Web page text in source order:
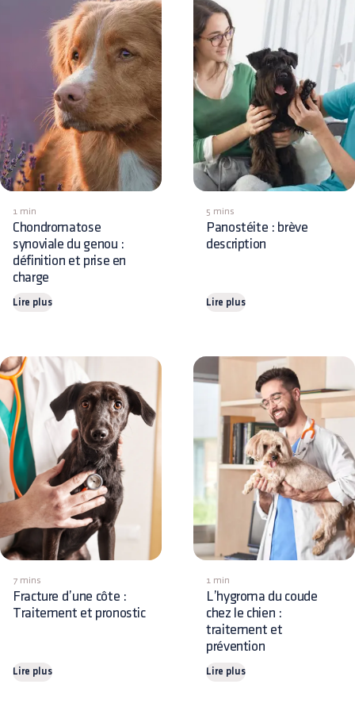
1 min
Chondromatose
synoviale du genou :
définition et prise en
charge
Lire plus
5 mins
Panostéite : brève
description
Lire plus
7 mins
Fracture d’une côte :
Traitement et pronostic
Lire plus
1 min
L’hygroma du coude
chez le chien :
traitement et
prévention
Lire plus